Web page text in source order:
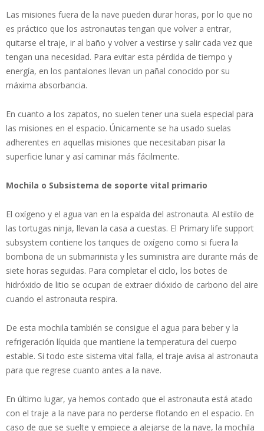
Las misiones fuera de la nave pueden durar horas, por lo que no
es práctico que los astronautas tengan que volver a entrar,
quitarse el traje, ir al baño y volver a vestirse y salir cada vez que
tengan una necesidad. Para evitar esta pérdida de tiempo y
energía, en los pantalones llevan un pañal conocido por su
máxima absorbancia.
En cuanto a los zapatos, no suelen tener una suela especial para
las misiones en el espacio. Únicamente se ha usado suelas
adherentes en aquellas misiones que necesitaban pisar la
superficie lunar y así caminar más fácilmente.
Mochila o Subsistema de soporte vital primario
El oxígeno y el agua van en la espalda del astronauta. Al estilo de
las tortugas ninja, llevan la casa a cuestas. El Primary life support
subsystem contiene los tanques de oxígeno como si fuera la
bombona de un submarinista y les suministra aire durante más de
siete horas seguidas. Para completar el ciclo, los botes de
hidróxido de litio se ocupan de extraer dióxido de carbono del aire
cuando el astronauta respira.
De esta mochila también se consigue el agua para beber y la
refrigeración líquida que mantiene la temperatura del cuerpo
estable. Si todo este sistema vital falla, el traje avisa al astronauta
para que regrese cuanto antes a la nave.
En último lugar, ya hemos contado que el astronauta está atado
con el traje a la nave para no perderse flotando en el espacio. En
caso de que se suelte y empiece a alejarse de la nave, la mochila